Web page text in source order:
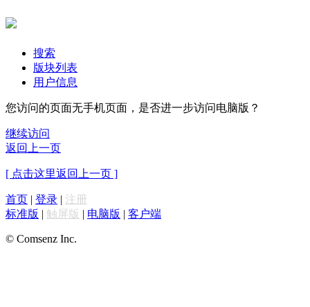
搜索
版块列表
用户信息
您访问的页面无手机页面，是否进一步访问电脑版？
继续访问
返回上一页
[ 点击这里返回上一页 ]
首页 | 登录 | 注册
标准版 | 触屏版 | 电脑版 | 客户端
© Comsenz Inc.